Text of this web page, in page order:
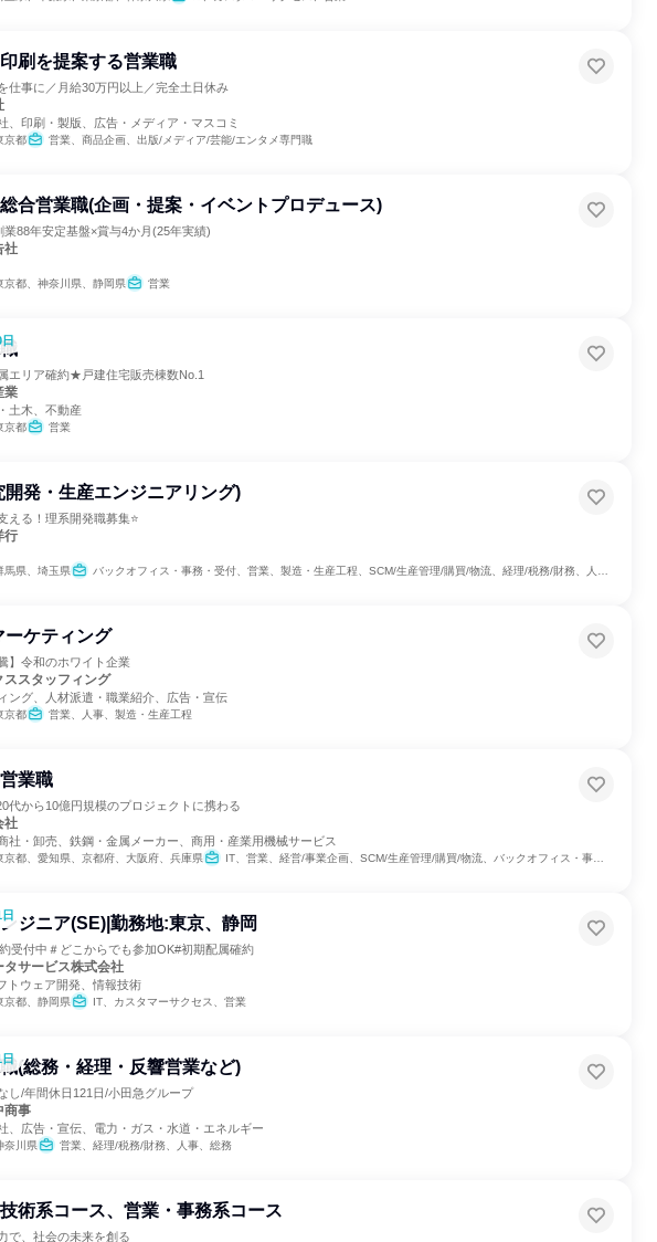
刷を提案する営業職
仕事に／月給30万円以上／完全土日休み
、印刷・製版、広告・メディア・マスコミ
京都 営業、商品企画、出版/メディア/芸能/エンタメ専門職
合営業職(企画・提案・イベントプロデュース)
業88年安定基盤×賞与4か月(25年実績)
社
京都、神奈川県、静岡県 営業
日
エリア確約★戸建住宅販売棟数No.1
業
土木、不動産
京都 営業
開発・生産エンジニアリング)
える！理系開発職募集⭐
行
馬県、埼玉県 バックオフィス・事務・受付、営業、製造・生産工程、SCM/生産管理/購買/物流、経理/税務/財務、人事、クリエイティブ/デザイン職
ーケティング
】令和のホワイト企業
ススタッフィング
ング、人材派遣・職業紹介、広告・宣伝
京都 営業、人事、製造・生産工程
業職
代から10億円規模のプロジェクトに携わる
社
社・卸売、鉄鋼・金属メーカー、商用・産業用機械サービス
京都、愛知県、京都府、大阪府、兵庫県 IT、営業、経営/事業企画、SCM/生産管理/購買/物流、バックオフィス・事務・受付、商品企画、マーケティング・広告・宣伝
ジニア(SE)|勤務地:東京、静岡
受付中＃どこからでも参加OK#初期配属確約
タサービス株式会社
トウェア開発、情報技術
京都、静岡県 IT、カスタマーサクセス、営業
日 (総務・経理・反響営業など)
し/年間休日121日/小田急グループ
商事
、広告・宣伝、電力・ガス・水道・エネルギー
奈川県 営業、経理/税務/財務、人事、総務
技術系コース、営業・事務系コース
で、社会の未来を創る